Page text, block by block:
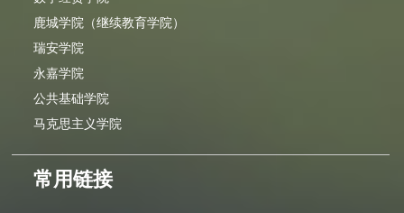
鹿城学院（继续教育学院）
瑞安学院
永嘉学院
公共基础学院
马克思主义学院
常用链接